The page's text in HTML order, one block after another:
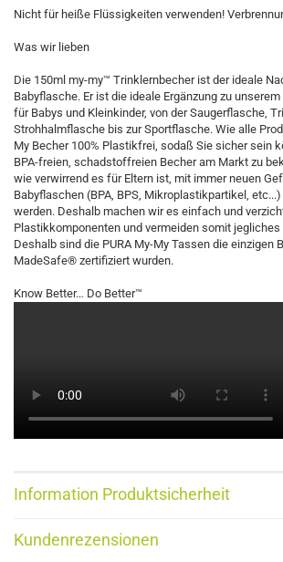
Nicht für heiße Flüssigkeiten verwenden!
Was wir lieben
Die 150ml my-my™ Trinklernbecher ist der ideale
Babyflasche. Er ist die ideale Ergänzung zu
für Babys und Kleinkinder, von der Saugerflasche,
Strohhalmflasche bis zur Sportflasche. Wie alle
My Becher 100% Plastikfrei, sodaß Sie sicher sein
BPA-freien, schadstoffreien Becher am Markt zu
wie verwirrend es für Eltern ist, mit immer neuen
Babyflaschen (BPA, BPS, Mikroplastikpartikel,
werden. Deshalb machen wir es einfach und
Plastikkomponenten und vermeiden somit jegliches
Deshalb sind die PURA My-My Tassen die einzigen
MadeSafe® zertifiziert wurden.
Know Better… Do Better™
Information Produktsicherheit
Kundenrezensionen